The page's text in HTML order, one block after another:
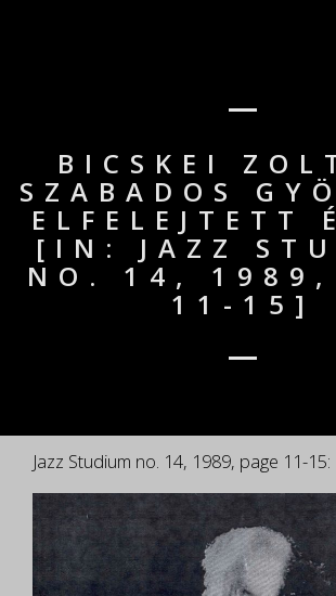
BICSKEI
SZABADOS
ELFELEJTETT
[IN: JAZZ
NO. 14, 1989,
11-15]
Jazz Studium no. 14, 1989, page 11-15: